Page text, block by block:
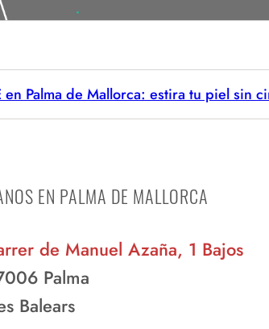
en Palma de Mallorca: estira tu piel sin
EN PALMA DE MALLORCA
de Manuel Azaña, 1 Bajos
Palma
Balears